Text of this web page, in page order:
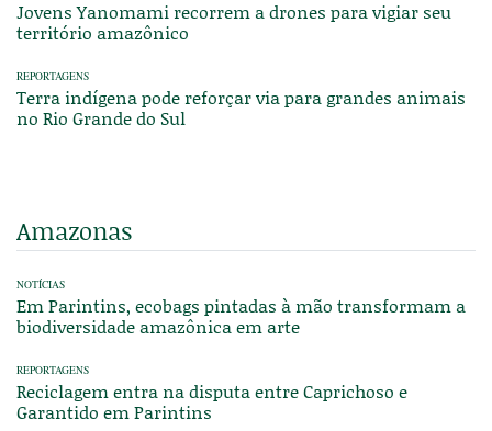
Jovens Yanomami recorrem a drones para vigiar seu
território amazônico
REPORTAGENS
Terra indígena pode reforçar via para grandes animais
no Rio Grande do Sul
Amazonas
NOTÍCIAS
Em Parintins, ecobags pintadas à mão transformam a
biodiversidade amazônica em arte
REPORTAGENS
Reciclagem entra na disputa entre Caprichoso e
Garantido em Parintins